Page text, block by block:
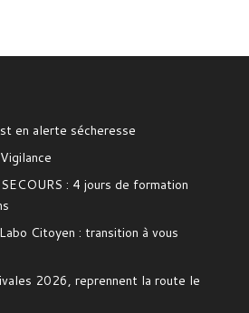
en alerte sécheresse
: 4 jours de formation
Citoyen : transition à vous
2026, reprennent la route le